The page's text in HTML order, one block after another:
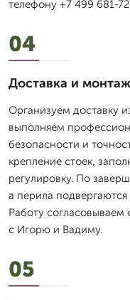
телефону +7 499 681-
04
Доставка и монтаж
Организуем доставку
выполняем
безопасности и
крепление стоек,
регулировку. По
а перила
Работу
с Игорю и Вадиму.
05